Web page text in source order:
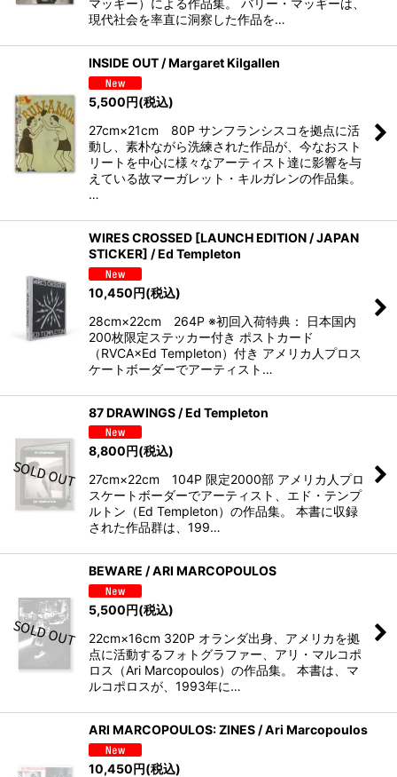
マッギー）による作品集。 バリー・マッギーは、
現代社会を率直に洞察した作品を…
INSIDE OUT / Margaret Kilgallen
5,500円(税込)
27cm×21cm 80P サンフランシスコを拠点に活
動し、素朴ながら洗練された作品が、今なおスト
リートを中心に様々なアーティスト達に影響を与
えている故マーガレット・キルガレンの作品集。
…
WIRES CROSSED [LAUNCH EDITION / JAPAN
STICKER] / Ed Templeton
10,450円(税込)
28cm×22cm 264P ※初回入荷特典： 日本国内
200枚限定ステッカー付き ポストカード
（RVCA×Ed Templeton）付き アメリカ人プロス
ケートボーダーでアーティスト…
87 DRAWINGS / Ed Templeton
8,800 円(税込)
27cm×22cm 104P 限定2000部 アメリカ人プロ
スケートボーダーでアーティスト、エド・テンプ
ルトン（Ed Templeton）の作品集。 本書に収録
された作品群は、199…
BEWARE / ARI MARCOPOULOS
5,500円(税込)
22cm×16cm 320P オランダ出身、アメリカを拠
点に活動するフォトグラファー、アリ・マルコポ
ロス（Ari Marcopoulos）の作品集。 本書は、マ
ルコポロスが、1993年に…
ARI MARCOPOULOS: ZINES / Ari Marcopoulos
10,450円(税込)